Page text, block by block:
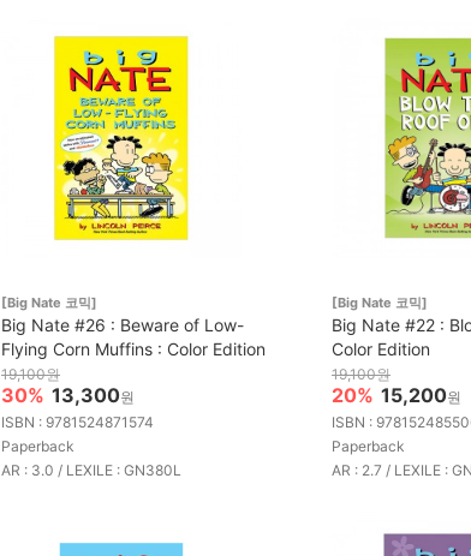
[Big Nate 코믹]
Big Nate #26 : Beware of Low-
Flying Corn Muffins : Color Edition
19,100원
30% 13,300원
ISBN : 9781524871574
Paperback
AR : 3.0 / LEXILE : GN380L
[Big Nate 코믹]
Big Nate #22 :
Color Edition
19,100원
20% 15,200원
ISBN :
Paperback
AR : 2.7 / LEXILE :